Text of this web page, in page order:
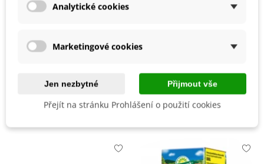
Mrazuvzdornost
Ano
Vegetační Doba
Trvalky
Mohlo by se také hodit
Analytické cookies
Marketingové cookies
Jen nezbytné Přijmout vše
Přejít na stránku Prohlášení o použití cookies